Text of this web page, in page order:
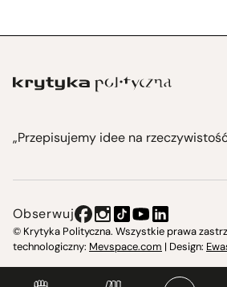
„Przepisujemy idee na
Instytut Krytyki Politycznej
Obserwuj
© Krytyka Polityczna. Wszystkie prawa
technologiczny: Mevspace.com | Design: